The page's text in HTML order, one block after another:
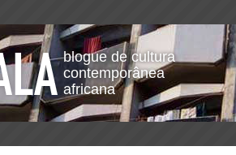
blogue de cultura
contemporânea
africana